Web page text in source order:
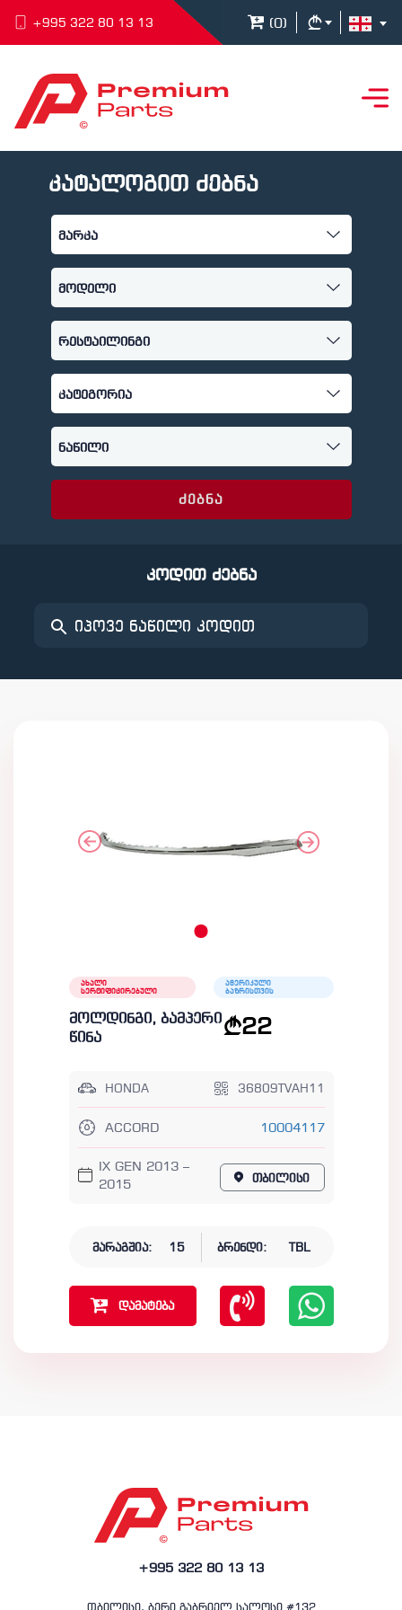
+995 322 80 13 13 (0)
კატალოგით ძებნა
ძებნა
კოდით ძებნა
ახალი
სერტიფიცირებული
ამერიკული
ბაზრისთვის
მოლდინგი, ბამპერი
წინა
22
HONDA 36809TVAH11
ACCORD 10004117
IX GEN 2013 –
2015
თბილისი
მარაგშია: 15 ბრენდი: TBL
დამატება
+995 322 80 13 13